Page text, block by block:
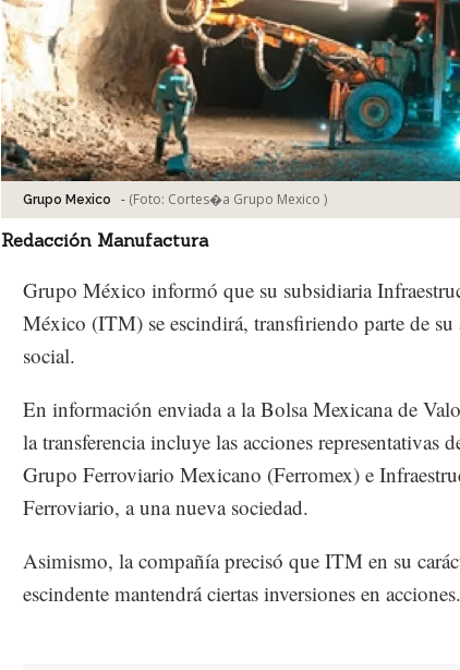
Grupo Mexico - (Foto: Cortes�a Grupo Mexico )
Redacción Manufactura
Grupo México informó que su subsidiaria
México (ITM) se escindirá, transfiriendo parte de
social.
En información enviada a la Bolsa Mexicana de
la transferencia incluye las acciones representativas
Grupo Ferroviario Mexicano (Ferromex) e
Ferroviario, a una nueva sociedad.
Asimismo, la compañía precisó que ITM en su
escindente mantendrá ciertas inversiones en acciones.